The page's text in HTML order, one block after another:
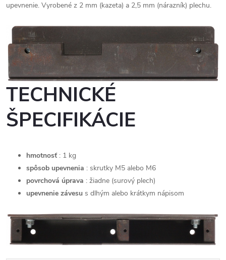
upevnenie. Vyrobené z 2 mm (kazeta) a 2,5 mm (nárazník) plechu.
TECHNICKÉ
ŠPECIFIKÁCIE
hmotnosť : 1 kg
spôsob upevnenia : skrutky M5 alebo M6
povrchová úprava : žiadne (surový plech)
upevnenie závesu s dlhým alebo krátkym nápisom